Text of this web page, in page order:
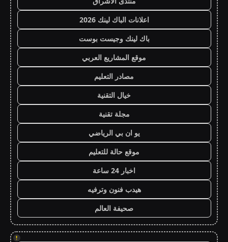
اعلانات الباك لينك 2026
باك لينك وجيست بوست
موقع المشاريع العربي
مصادر التعليم
خيال التقنية
مجلة تقنية
يو ان بي الرياضي
موقع حالة للتعليم
اخبار 24 ساعة
هيدب فنون وترفيه
صحيفة العالم
!